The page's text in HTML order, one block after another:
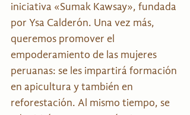
iniciativa «Sumak Kawsay», fundada
por Ysa Calderón. Una vez más,
queremos promover el
empoderamiento de las mujeres
peruanas: se les impartirá formación
en apicultura y también en
reforestación. Al mismo tiempo, se